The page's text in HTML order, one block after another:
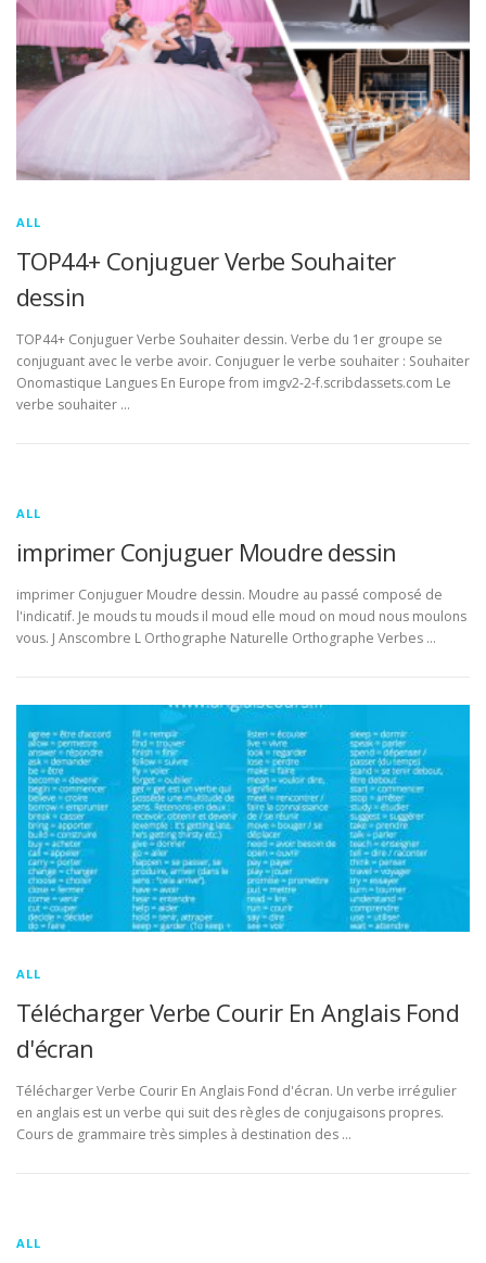
ALL
TOP44+ Conjuguer Verbe Souhaiter
dessin
TOP44+ Conjuguer Verbe Souhaiter dessin. Verbe du 1er groupe se
conjuguant avec le verbe avoir. Conjuguer le verbe souhaiter : Souhaiter
Onomastique Langues En Europe from imgv2-2-f.scribdassets.com Le
verbe souhaiter …
ALL
imprimer Conjuguer Moudre dessin
imprimer Conjuguer Moudre dessin. Moudre au passé composé de
l'indicatif. Je mouds tu mouds il moud elle moud on moud nous moulons
vous. J Anscombre L Orthographe Naturelle Orthographe Verbes …
ALL
Télécharger Verbe Courir En Anglais Fond
d'écran
Télécharger Verbe Courir En Anglais Fond d'écran. Un verbe irrégulier
en anglais est un verbe qui suit des règles de conjugaisons propres.
Cours de grammaire très simples à destination des …
ALL